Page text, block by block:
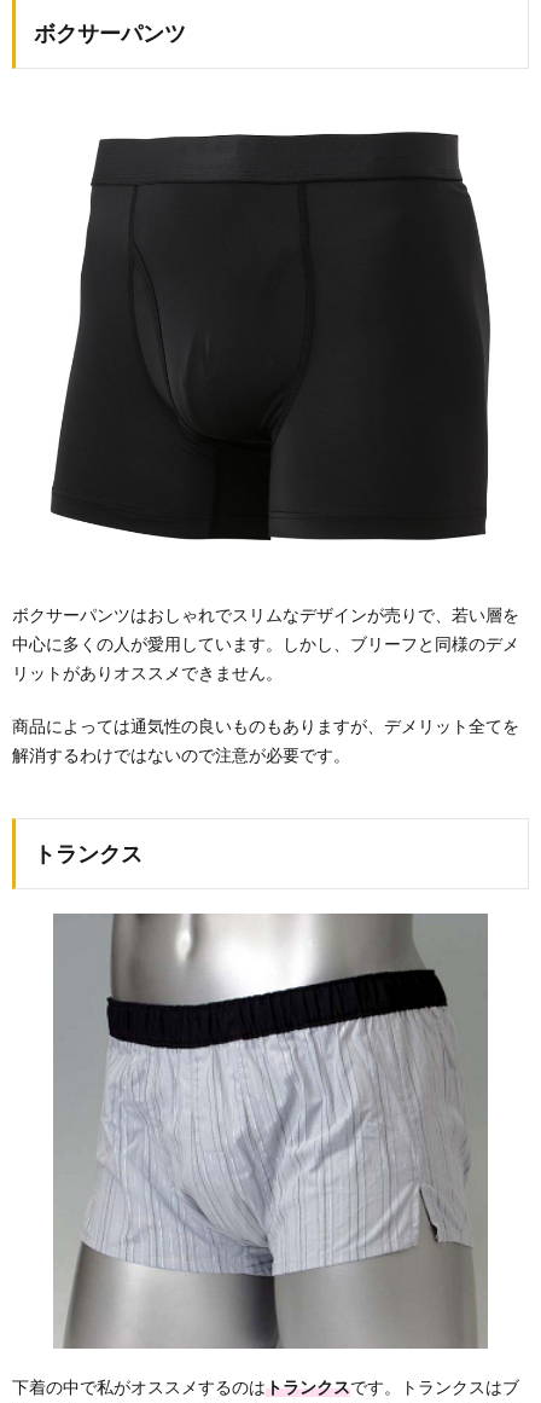
ボクサーパンツ
ボクサーパンツはおしゃれでスリムなデザインが売りで、若い層を
中心に多くの人が愛用しています。しかし、ブリーフと同様のデメ
リットがありオススメできません。
商品によっては通気性の良いものもありますが、デメリット全てを
解消するわけではないので注意が必要です。
トランクス
下着の中で私がオススメするのはトランクスです。トランクスはブ